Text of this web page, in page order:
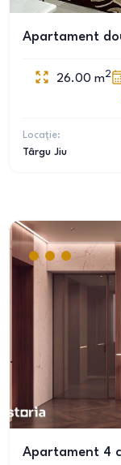
Apartament
26.00 m2
Locație:
Târgu Jiu
Apartament 4